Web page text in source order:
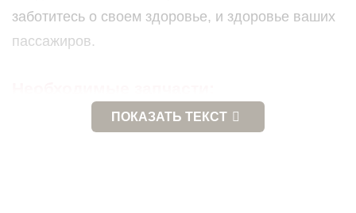
заботитесь о своем здоровье, и здоровье ваших
пассажиров.
фильтр салона.
ПОКАЗАТЬ ТЕКСТ